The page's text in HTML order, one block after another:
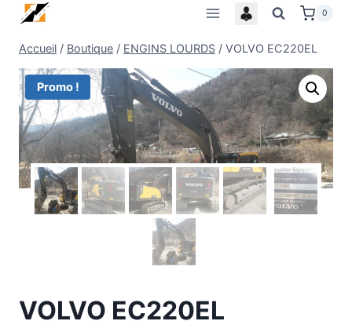
Skip
content
0
Accueil / Boutique / ENGINS LOURDS / VOLVO EC220EL
Promo !
VOLVO EC220EL